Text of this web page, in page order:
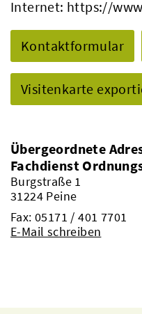
Internet: https://
Kontaktformular
Visitenkarte
Übergeordnete
Fachdienst
Burgstraße 1
31224 Peine
Fax: 05171 / 401 7701
E-Mail schreiben